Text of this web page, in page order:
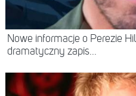
Nowe informacje o Perezie
dramatyczny zapis...